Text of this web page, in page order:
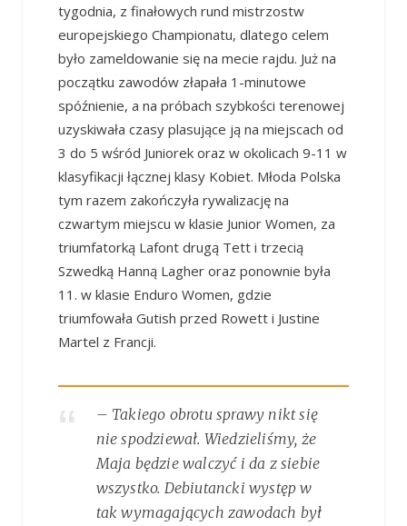
tygodnia, z finałowych rund mistrzostw
europejskiego Championatu, dlatego celem
było zameldowanie się na mecie rajdu. Już na
początku zawodów złapała 1-minutowe
spóźnienie, a na próbach szybkości terenowej
uzyskiwała czasy plasujące ją na miejscach od
3 do 5 wśród Juniorek oraz w okolicach 9-11 w
klasyfikacji łącznej klasy Kobiet. Młoda Polska
tym razem zakończyła rywalizację na
czwartym miejscu w klasie Junior Women, za
triumfatorką Lafont drugą Tett i trzecią
Szwedką Hanną Lagher oraz ponownie była
11. w klasie Enduro Women, gdzie
triumfowała Gutish przed Rowett i Justine
Martel z Francji.
– Takiego obrotu sprawy nikt się
nie spodziewał. Wiedzieliśmy, że
Maja będzie walczyć i da z siebie
wszystko. Debiutancki występ w
tak wymagających zawodach był